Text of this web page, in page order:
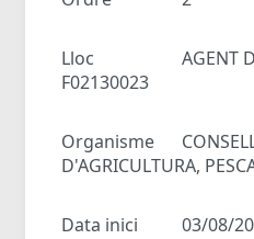
Lloc
AGENT
F02130023
Organisme
D'AGRICULTURA,
Data inici 03/08/